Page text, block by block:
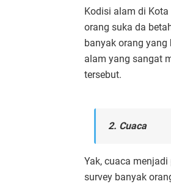
Kodisi alam di
orang suka da
banyak orang
alam yang sangat
tersebut.
2. Cuaca
Yak, cuaca
survey banyak